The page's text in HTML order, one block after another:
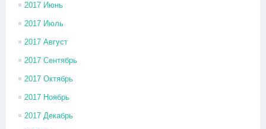
2017 Июнь
2017 Июль
2017 Август
2017 Сентябрь
2017 Октябрь
2017 Ноябрь
2017 Декабрь